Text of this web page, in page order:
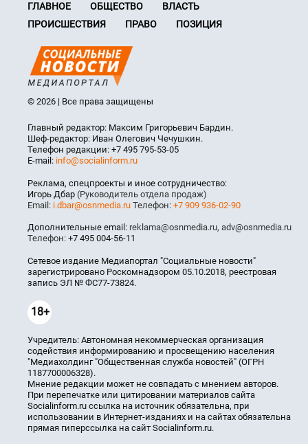
ГЛАВНОЕ ОБЩЕСТВО
ВЛАСТЬ
ПРОИСШЕСТВИЯ
ПРАВО ПОЗИЦИЯ
© 2026 | Все права защищены
Главный редактор: Максим Григорьевич Бардин.
Шеф-редактор: Иван Олегович Чечушкин.
Телефон редакции: +7 495 795-53-05
E-mail: info@socialinform.ru
Реклама, спецпроекты и иное сотрудничество:
Игорь Дбар (Руководитель отдела продаж)
Email: i.dbar@osnmedia.ru Телефон: +7 909 936-02-90
Дополнительные email: reklama@osnmedia.ru, adv@osnmedia.ru
Телефон: +7 495 004-56-11
Сетевое издание Медиапортал "Социальные новости"
зарегистрировано Роскомнадзором 05.10.2018, реестровая
запись ЭЛ № ФС77-73824.
18+
Учредитель: Автономная некоммерческая организация
содействия информированию и просвещению населения
"Медиахолдинг "Общественная служба новостей" (ОГРН
1187700006328).
Мнение редакции может не совпадать с мнением авторов.
При перепечатке или цитировании материалов сайта
Socialinform.ru ссылка на источник обязательна, при
использовании в Интернет-изданиях и на сайтах обязательна
прямая гиперссылка на сайт Socialinform.ru.